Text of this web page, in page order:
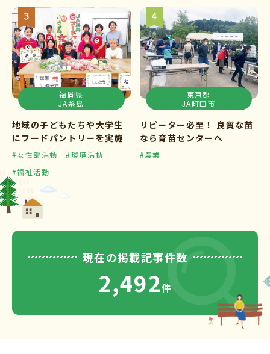
福岡県
JA糸島
地域の子どもたちや大学生
にフードパントリーを実施
#女性部活動
#環境活動
#福祉活動
東京都
JA町田市
リピーター必至！ 良質な苗
なら育苗センターへ
#農業
現在の掲載記事件数
2,492件